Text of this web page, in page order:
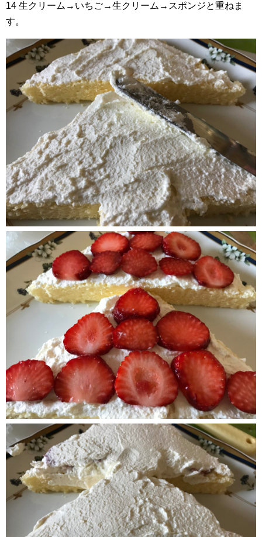
14 生クリーム→いちご→生クリーム→スポンジと重ねま
す。